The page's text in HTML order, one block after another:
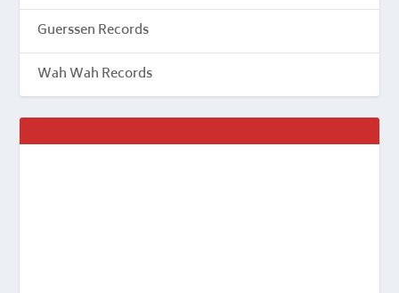
Guerssen Records
Wah Wah Records